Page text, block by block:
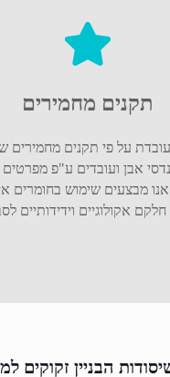
תקנים מחמירים
על פי תקנים מחמירים
אבן ועובדים ע"פ מפרטים
אנו מבצעים שימוש בחומרים
אקולוגיים וידידותיים
הבניין זקוקים